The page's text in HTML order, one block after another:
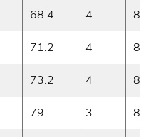
68.4 4 8
71.2 4 8
73.2 4 8
79 3 8